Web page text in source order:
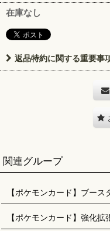
在庫なし
返品特約に関する重要事
関連グループ
【ポケモンカード】ブース
【ポケモンカード】強化拡